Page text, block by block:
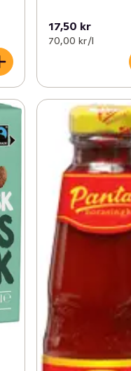
17,50 kr
70,00 kr /l